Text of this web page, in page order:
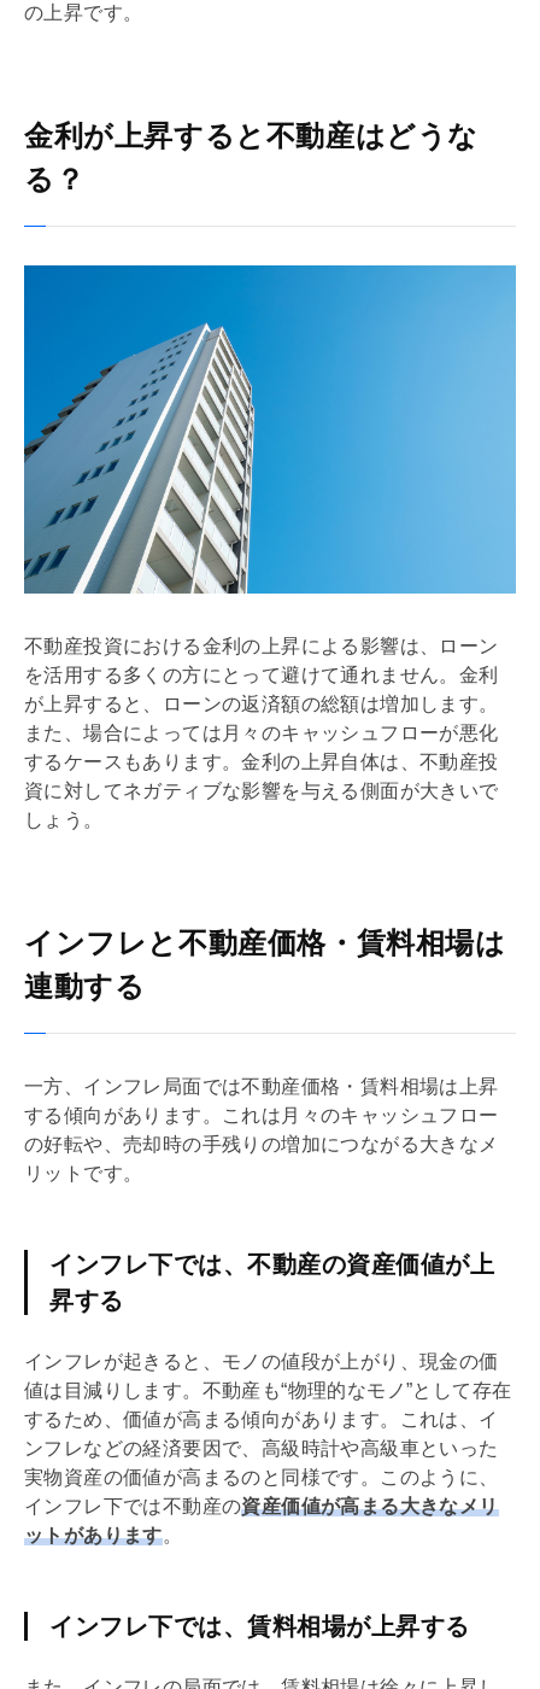
の上昇です。
金利が上昇すると不動産はどうな
る？
不動産投資における金利の上昇による影響は、ローン
を活用する多くの方にとって避けて通れません。金利
が上昇すると、ローンの返済額の総額は増加します。
また、場合によっては月々のキャッシュフローが悪化
するケースもあります。金利の上昇自体は、不動産投
資に対してネガティブな影響を与える側面が大きいで
しょう。
インフレと不動産価格・賃料相場は
連動する
一方、インフレ局面では不動産価格・賃料相場は上昇
する傾向があります。これは月々のキャッシュフロー
の好転や、売却時の手残りの増加につながる大きなメ
リットです。
インフレ下では、不動産の資産価値が上
昇する
インフレが起きると、モノの値段が上がり、現金の価
値は目減りします。不動産も“物理的なモノ”として存在
するため、価値が高まる傾向があります。これは、イ
ンフレなどの経済要因で、高級時計や高級車といった
実物資産の価値が高まるのと同様です。このように、
インフレ下では不動産の資産価値が高まる大きなメリ
ットがあります。
インフレ下では、賃料相場が上昇する